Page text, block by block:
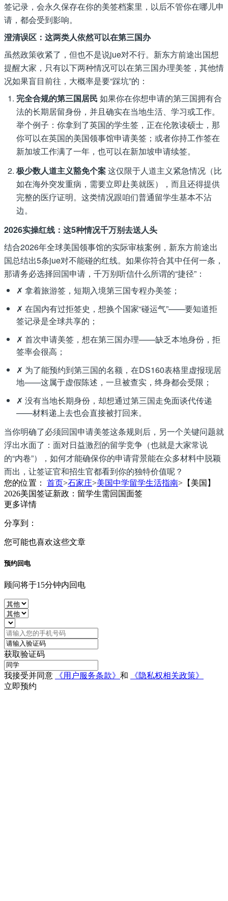
签记录，会永久保存在你的美签档案里，以后不管你在哪儿申
请，都会受到影响。
澄清误区：这两类人依然可以在第三国办
虽然政策收紧了，但也不是说jue对不行。新东方前途出国想
提醒大家，只有以下两种情况可以在第三国办理美签，其他情
况如果盲目前往，大概率是要“踩坑”的：
完全合规的第三国居民如果你在你想申请的第三国拥有合
法的长期居留身份，并且确实在当地生活、学习或工作。
举个例子：你拿到了英国的学生签，正在伦敦读硕士，那
你可以在英国的美国领事馆申请美签；或者你持工作签在
新加坡工作满了一年，也可以在新加坡申请续签。
极少数人道主义豁免个案这仅限于人道主义紧急情况（比
如在海外突发重病，需要立即赴美就医），而且还得提供
完整的医疗证明。这类情况跟咱们普通留学生基本不沾
边。
2026实操红线：这5种情况千万别去送人头
结合2026年全球美国领事馆的实际审核案例，新东方前途出
国总结出5条jue对不能碰的红线。如果你符合其中任何一条，
那请务必选择回国申请，千万别听信什么所谓的“捷径”：
✗ 拿着旅游签，短期入境第三国专程办美签；
✗ 在国内有过拒签史，想换个国家“碰运气”——要知道拒
签记录是全球共享的；
✗ 首次申请美签，想在第三国办理——缺乏本地身份，拒
签率会很高；
✗ 为了能预约到第三国的名额，在DS160表格里虚报现居
地——这属于虚假陈述，一旦被查实，终身都会受限；
✗ 没有当地长期身份，却想通过第三国走免面谈代传递
——材料递上去也会直接被打回来。
当你明确了必须回国申请美签这条规则后，另一个关键问题就
浮出水面了：面对日益激烈的留学竞争（也就是大家常说
的“内卷”），如何才能确保你的申请背景能在众多材料中脱颖
而出，让签证官和招生官都看到你的独特价值呢？
您的位置： 首页>石家庄>美国中学留学生活指南> 【美国】
2026美国签证新政：留学生需回国面签
更多详情
分享到：
您可能也喜欢这些文章
预约回电
顾问将于15分钟内回电
获取验证码
我接受并同意 《用户服务条款》 和
《隐私权相关政策》
立即预约